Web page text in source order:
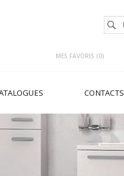
MES FAVORIS (0)
CONTACTS